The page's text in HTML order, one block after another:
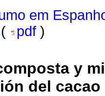
em
pdf )
y
del